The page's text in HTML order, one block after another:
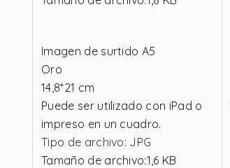
Imagen de surtido A5
Oro
14,8*21 cm
Puede ser utilizado con iPad o
impreso en un cuadro.
Tipo de archivo: JPG
Tamaño de archivo:1,6 KB